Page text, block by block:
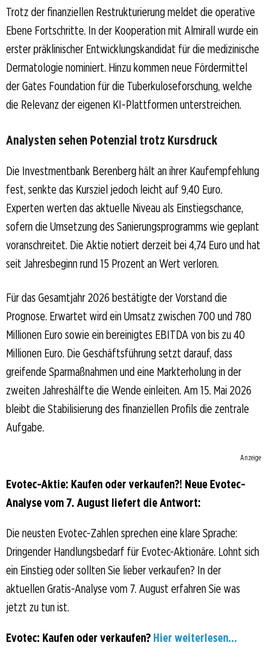
Trotz der finanziellen Restrukturierung meldet die operative
Ebene Fortschritte. In der Kooperation mit Almirall wurde ein
erster präklinischer Entwicklungskandidat für die medizinische
Dermatologie nominiert. Hinzu kommen neue Fördermittel
der Gates Foundation für die Tuberkuloseforschung, welche
die Relevanz der eigenen KI-Plattformen unterstreichen.
Analysten sehen Potenzial trotz Kursdruck
Die Investmentbank Berenberg hält an ihrer Kaufempfehlung
fest, senkte das Kursziel jedoch leicht auf 9,40 Euro.
Experten werten das aktuelle Niveau als Einstiegschance,
sofern die Umsetzung des Sanierungsprogramms wie geplant
voranschreitet. Die Aktie notiert derzeit bei 4,74 Euro und hat
seit Jahresbeginn rund 15 Prozent an Wert verloren.
Für das Gesamtjahr 2026 bestätigte der Vorstand die
Prognose. Erwartet wird ein Umsatz zwischen 700 und 780
Millionen Euro sowie ein bereinigtes EBITDA von bis zu 40
Millionen Euro. Die Geschäftsführung setzt darauf, dass
greifende Sparmaßnahmen und eine Markterholung in der
zweiten Jahreshälfte die Wende einleiten. Am 15. Mai 2026
bleibt die Stabilisierung des finanziellen Profils die zentrale
Aufgabe.
Anzeige
Evotec-Aktie: Kaufen oder verkaufen?! Neue Evotec-
Analyse vom 7. August liefert die Antwort:
Die neusten Evotec-Zahlen sprechen eine klare Sprache:
Dringender Handlungsbedarf für Evotec-Aktionäre. Lohnt sich
ein Einstieg oder sollten Sie lieber verkaufen? In der
aktuellen Gratis-Analyse vom 7. August erfahren Sie was
jetzt zu tun ist.
Evotec: Kaufen oder verkaufen? Hier weiterlesen...